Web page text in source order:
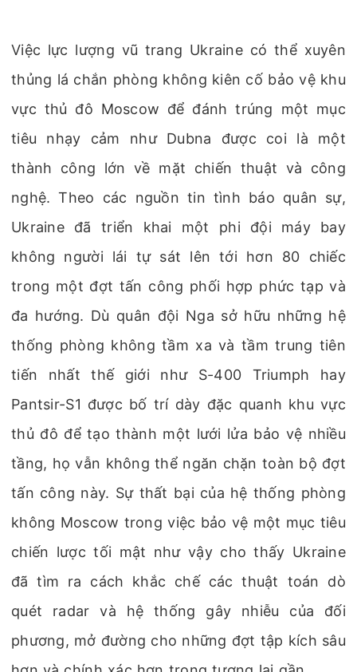
Việc lực lượng vũ trang Ukraine có thể xuyên
thủng lá chắn phòng không kiên cố bảo vệ khu
vực thủ đô Moscow để đánh trúng một mục
tiêu nhạy cảm như Dubna được coi là một
thành công lớn về mặt chiến thuật và công
nghệ. Theo các nguồn tin tình báo quân sự,
Ukraine đã triển khai một phi đội máy bay
không người lái tự sát lên tới hơn 80 chiếc
trong một đợt tấn công phối hợp phức tạp và
đa hướng. Dù quân đội Nga sở hữu những hệ
thống phòng không tầm xa và tầm trung tiên
tiến nhất thế giới như S-400 Triumph hay
Pantsir-S1 được bố trí dày đặc quanh khu vực
thủ đô để tạo thành một lưới lửa bảo vệ nhiều
tầng, họ vẫn không thể ngăn chặn toàn bộ đợt
tấn công này. Sự thất bại của hệ thống phòng
không Moscow trong việc bảo vệ một mục tiêu
chiến lược tối mật như vậy cho thấy Ukraine
đã tìm ra cách khắc chế các thuật toán dò
quét radar và hệ thống gây nhiễu của đối
phương, mở đường cho những đợt tập kích sâu